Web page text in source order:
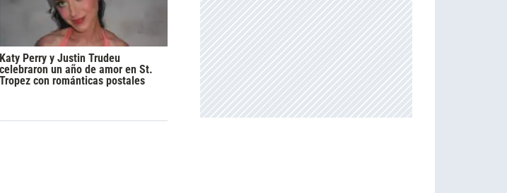
Katy Perry y Justin Trudeu
celebraron un año de amor en St.
Tropez con románticas postales